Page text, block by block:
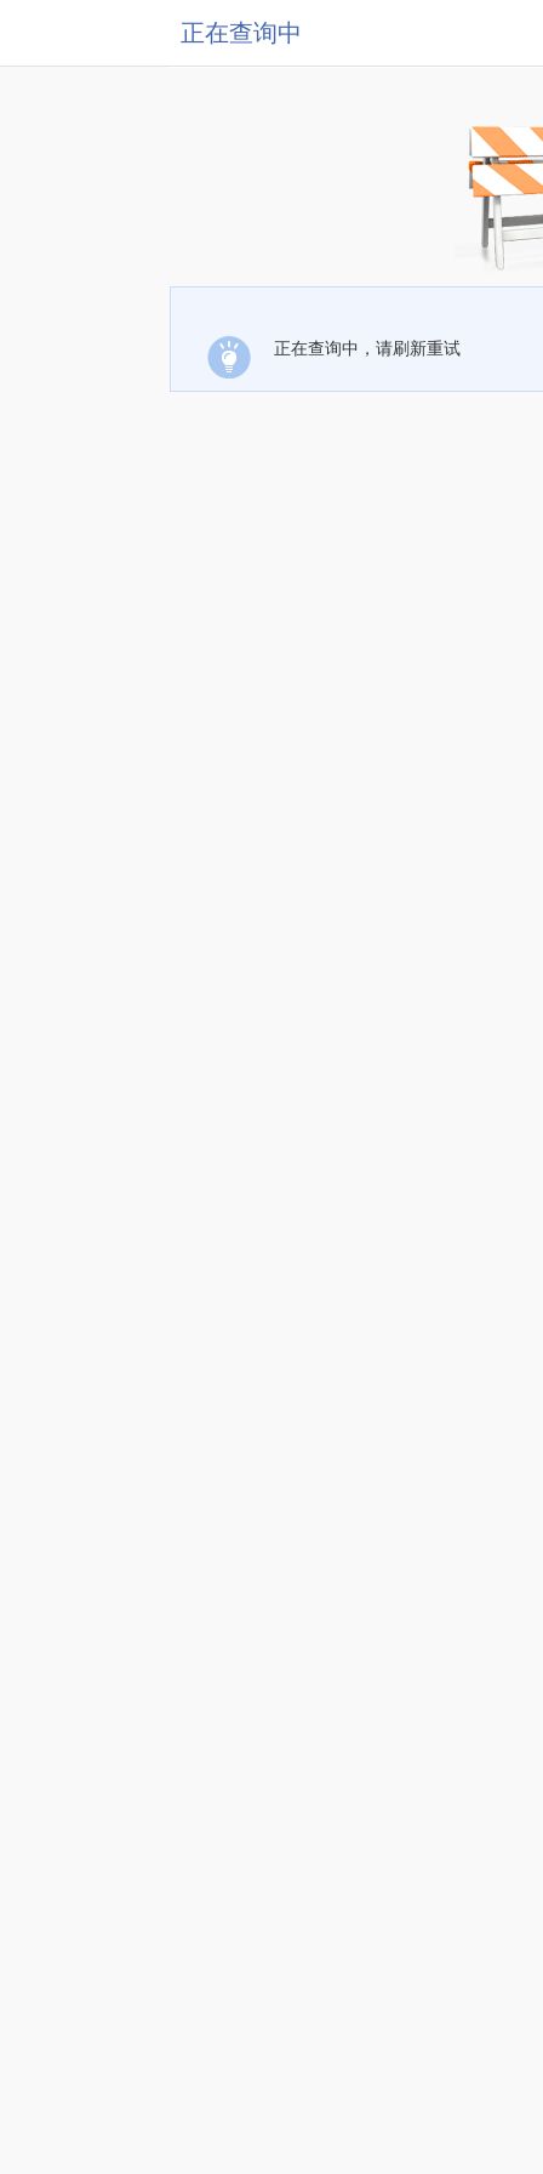
正在查询中
正在查询中，请刷新重试